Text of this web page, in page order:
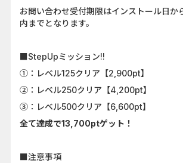
お問い合わせ受付期限はインストール日か
内までとなります。
■StepUpミッション!!
①：レベル125クリア【2,900pt】
②：レベル250クリア【4,200pt】
③：レベル500クリア【6,600pt】
全て達成で13,700ptゲット！
■注意事項